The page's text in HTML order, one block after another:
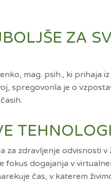
ZA
mag. psih., ki prihaja
spregovorila je o
za zdravljenje odvisnosti
fokus dogajanja v
čas, v katerem